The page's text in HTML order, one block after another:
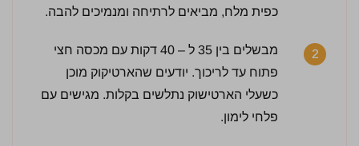
כפית מלח, מביאים לרתיחה ומנמיכים להבה.
2
מבשלים בין 35 ל – 40 דקות עם מכסה חצי
פתוח עד לריכוך. יודעים שהארטיקוק מוכן
כשעלי הארטישוק נתלשים בקלות. מגישים עם
פלחי לימון.